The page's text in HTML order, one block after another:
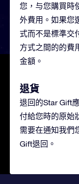
您，与您購買時
外費用。如果您
式而不是標準交
方式之間的的費
金額。
退貨
退回的Star Gift
付給您時的原始
需要在通知我們
Gift退回。